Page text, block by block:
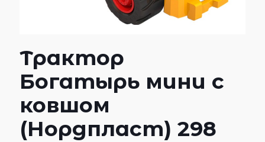
Трактор
Богатырь мини с
ковшом
(Нордпласт) 298